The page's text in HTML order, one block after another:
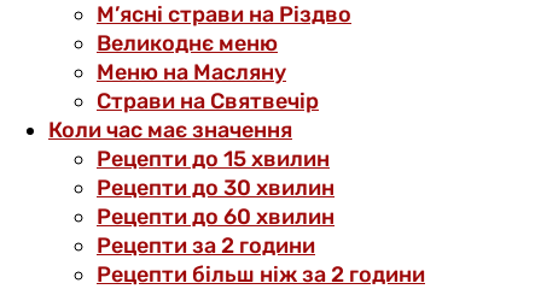
М’ясні страви на Різдво
Великоднє меню
Меню на Масляну
Страви на Святвечір
Коли час має значення
Рецепти до 15 хвилин
Рецепти до 30 хвилин
Рецепти до 60 хвилин
Рецепти за 2 години
Рецепти більш ніж за 2 години